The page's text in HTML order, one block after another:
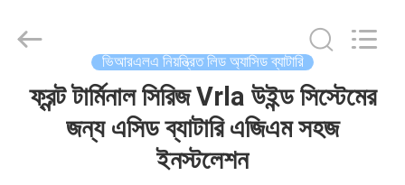
বাড়ি
POWER
GROUP.
ভিআরএলএ নিয়ন্ত্রিত লিড অ্যাসিড ব্যাটারি
ফ্রন্ট টার্মিনাল সিরিজ Vrla উইন্ড সিস্টেমের
জন্য এসিড ব্যাটারি এজিএম সহজ
ইনস্টলেশন